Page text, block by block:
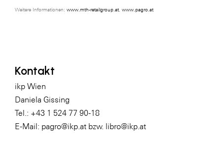
Weitere Informationen: www.mth-retailgroup.at www.pagro.at
Kontakt
ikp Wien
Daniela Gissing
Tel.: +43 1 524 77 90-18
E-Mail: pagro@ikp.at bzw. libro@ikp.at